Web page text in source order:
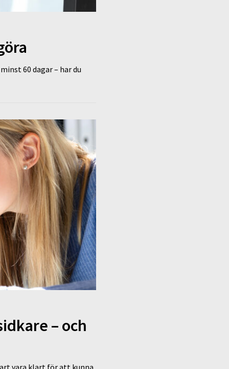
60 dagar – har du
– och
vara klart för att kunna